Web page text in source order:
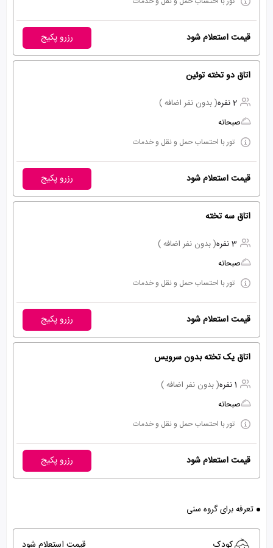
قیمت استعلام شود رزرو پکیج
اتاق دو تخته توئین
2 نفره
( بدون نفر اضافه )
صبحانه
تور با احتساب حمل و نقل و خدمات
قیمت استعلام شود رزرو پکیج
اتاق سه تخته
3 نفره
( بدون نفر اضافه )
صبحانه
تور با احتساب حمل و نقل و خدمات
قیمت استعلام شود رزرو پکیج
اتاق یک تخته بدون سرویس
1 نفره
( بدون نفر اضافه )
صبحانه
تور با احتساب حمل و نقل و خدمات
قیمت استعلام شود رزرو پکیج
تعرفه برای گروه سنی
کودک قیمت استعلام شود